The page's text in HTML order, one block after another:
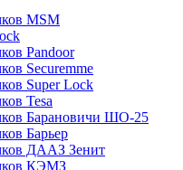
MSM
Pandoor
Securemme
Super Lock
Tesa
Барановичи ШО-25
Барьер
ДААЗ Зенит
КЭМЗ